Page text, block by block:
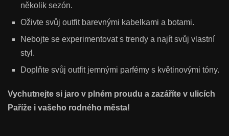
několik sezón.
Oživte svůj outfit barevnými kabelkami a botami.
Nebojte se experimentovat s trendy a najít svůj vlastní
styl.
Doplňte svůj outfit jemnými parfémy s květinovými tóny.
Vychutnejte si jaro v plném proudu a zazáříte v ulicích
Paříže i vašeho rodného města!